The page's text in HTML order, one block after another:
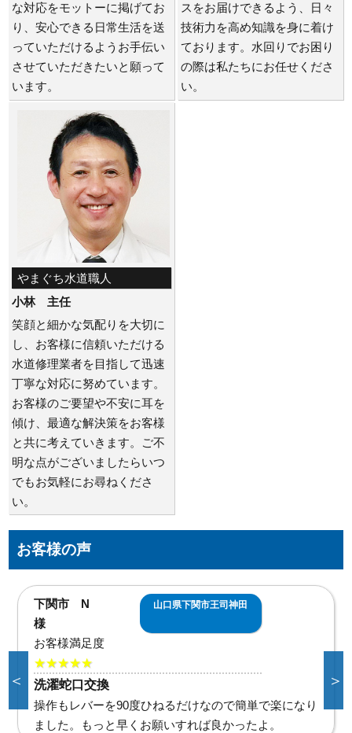
な対応をモットーに掲げてお
り、安心できる日常生活を送
っていただけるようお手伝い
させていただきたいと願って
います。
スをお届けできるよう、日々
技術力を高め知識を身に着け
ております。水回りでお困り
の際は私たちにお任せくださ
い。
やまぐち水道職人
小林 主任
笑顔と細かな気配りを大切に
し、お客様に信頼いただける
水道修理業者を目指して迅速
丁寧な対応に努めています。
お客様のご要望や不安に耳を
傾け、最適な解決策をお客様
と共に考えていきます。ご不
明な点がございましたらいつ
でもお気軽にお尋ねくださ
い。
お客様の声
下関市 K
様
山口県下関市清末鞍馬
お客様満足度
★★★★★
台所蛇口交換
レバーの上げ下げが逆になったけどすぐ慣れるし、新
しくなって良かった。兄弟にもオススメするね。
＜ ＞